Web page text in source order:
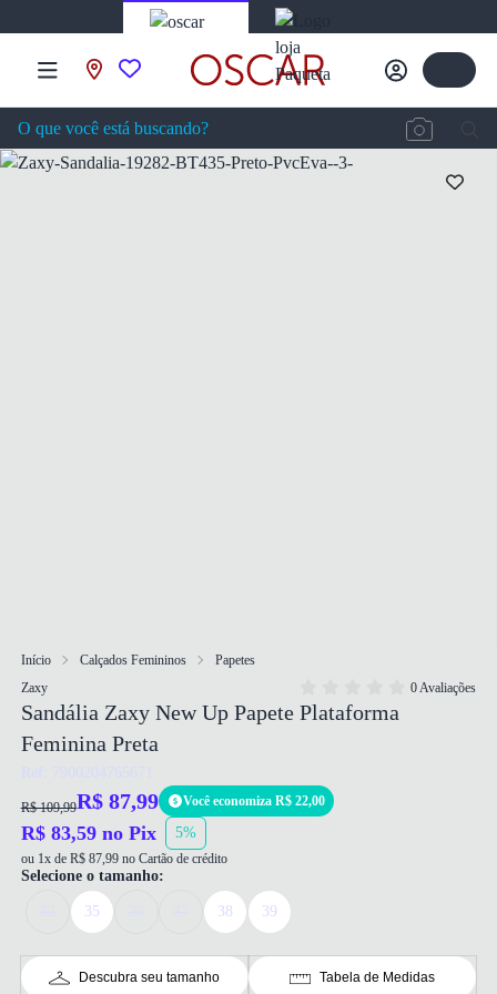
Início Calçados Femininos
Papetes
Zaxy
0 Avaliações
Sandália Zaxy New Up Papete Plataforma
Feminina Preta
Ref: 7900204765671
R$ 109,99R$ 87,99 Você economiza R$ 22,00
R$ 83,59 no Pix 5%
ou 1x de R$ 87,99 no Cartão de crédito
Selecione o tamanho:
35 38 39
Descubra seu tamanho Tabela de Medidas